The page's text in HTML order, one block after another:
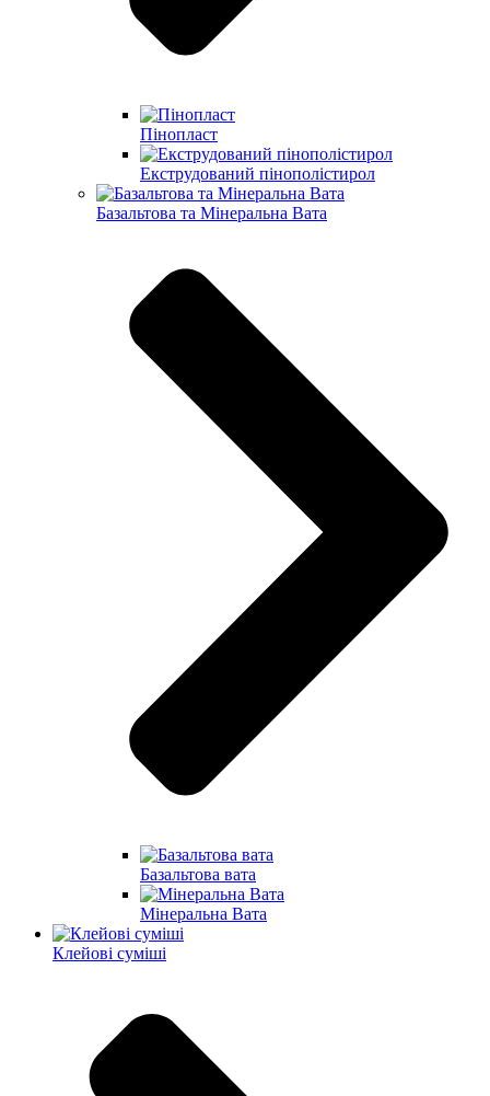
Пінопласт
Екструдований пінополістирол
Базальтова та Мінеральна Вата
Базальтова вата
Мінеральна Вата
Клейові суміші